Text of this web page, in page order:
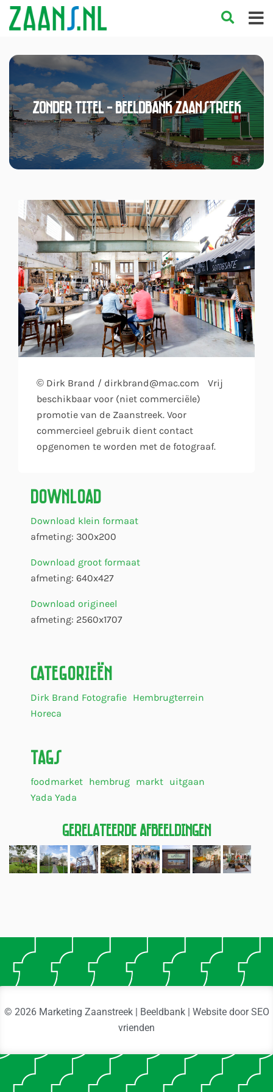
Zonder titel - Beeldbank Zaanstreek
© Dirk Brand / dirkbrand@mac.com Vrij
beschikbaar voor (niet commerciële)
promotie van de Zaanstreek. Voor
commercieel gebruik dient contact
opgenomen te worden met de fotograaf.
Download
Download klein formaat
afmeting: 300x200
Download groot formaat
afmeting: 640x427
Download origineel
afmeting: 2560x1707
Categorieën
Dirk Brand Fotografie Hembrugterrein
Horeca
Tags
foodmarket hembrug markt uitgaan
Yada Yada
Gerelateerde Afbeeldingen
© 2026 Marketing Zaanstreek | Beeldbank | Website doorSEO
vrienden